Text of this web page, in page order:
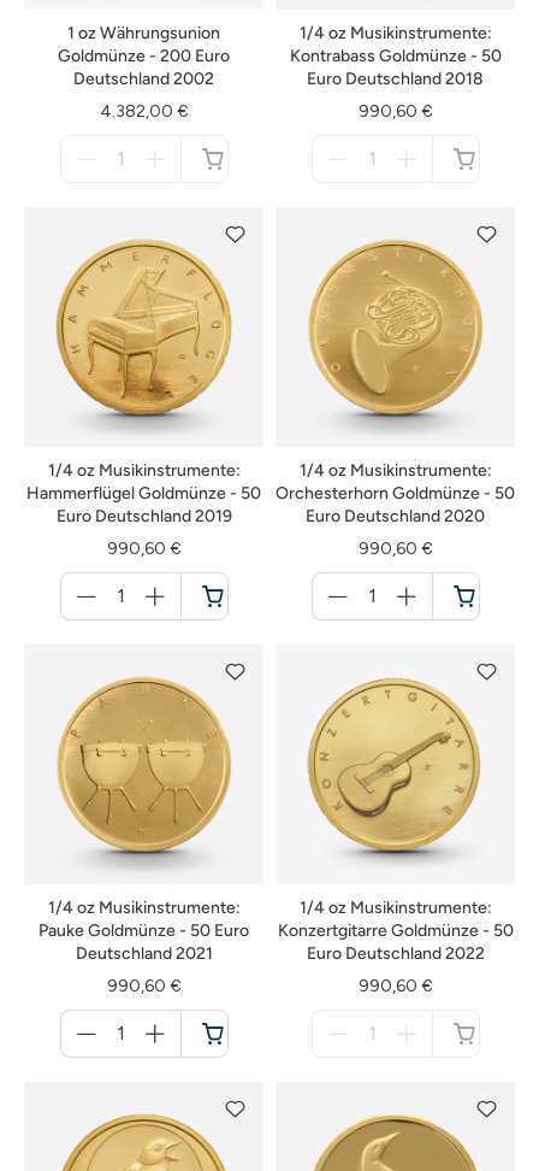
1 oz Währungsunion
Goldmünze - 200 Euro
Deutschland 2002
4.382,00 €
1/4 oz Musikinstrumente:
Kontrabass Goldmünze - 50
Euro Deutschland 2018
990,60 €
1/4 oz Musikinstrumente:
Hammerflügel Goldmünze - 50
Euro Deutschland 2019
990,60 €
für
Warenkorb
1/4 oz Musikinstrumente:
Orchesterhorn Goldmünze - 50
Euro Deutschland 2020
990,60 €
für
Warenkorb
1/4 oz Musikinstrumente:
Pauke Goldmünze - 50 Euro
Deutschland 2021
990,60 €
für
Warenkorb
1/4 oz Musikinstrumente:
Konzertgitarre Goldmünze - 50
Euro Deutschland 2022
990,60 €